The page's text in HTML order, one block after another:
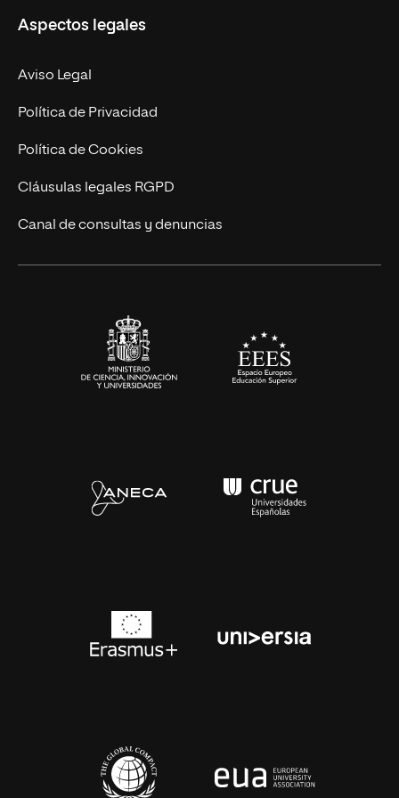
Doctorados
Experto Universitario
Postgrados
Cursos Universitarios
Facultades
Nuestro Equipo
Trabaja en UNIR
Actualidad
UNIR Revista
Eventos
Aspectos legales
Aviso Legal
Política de Privacidad
Política de Cookies
Cláusulas legales RGPD
Canal de consultas y denuncias